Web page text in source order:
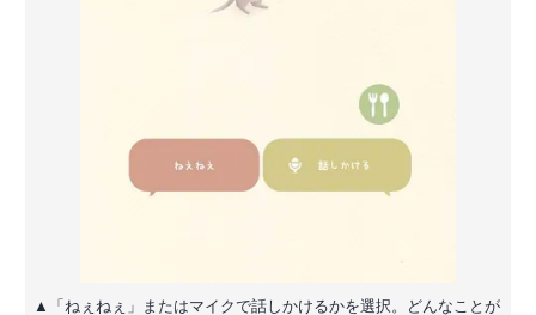
▲「ねぇねぇ」またはマイクで話しかけるかを選択。どんなことが